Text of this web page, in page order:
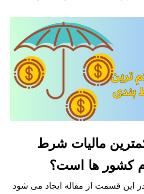
مالیات شرط
کشور ها است؟
این قسمت از مقاله ایجاد می شود